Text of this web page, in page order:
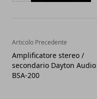
Articolo Precedente
Amplificatore stereo /
secondario Dayton Audio
BSA-200